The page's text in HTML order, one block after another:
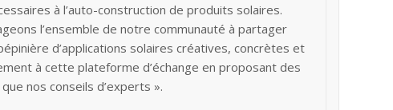
à l’auto-construction de produits solaires.
l’ensemble de notre communauté à partager
d’applications solaires créatives, concrètes et
à cette plateforme d’échange en proposant des
nos conseils d’experts ».